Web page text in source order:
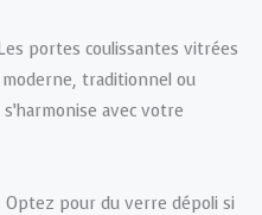
portes coulissantes vitrées
traditionnel ou
avec votre
Optez pour du verre dépoli si